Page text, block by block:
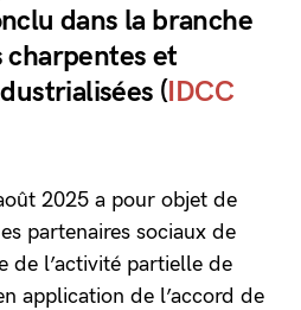
dans la branche
charpentes et
(IDCC
2025 a pour objet de
partenaires sociaux de
de l’activité partielle de
application de l’accord de